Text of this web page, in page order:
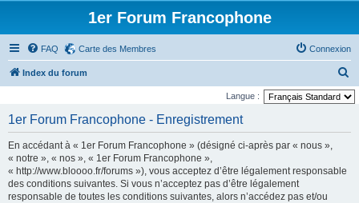
1er Forum Francophone
FAQ Carte des Membres Connexion
Index du forum
e
Langue :
1er Forum Francophone - Enregistrement
En accédant à « 1er Forum Francophone » (désigné ci-après par « nous »,
« notre », « nos », « 1er Forum Francophone »,
« http://www.bloooo.fr/forums »), vous acceptez d’être légalement responsable
des conditions suivantes. Si vous n’acceptez pas d’être légalement
responsable de toutes les conditions suivantes, alors n’accédez pas et/ou